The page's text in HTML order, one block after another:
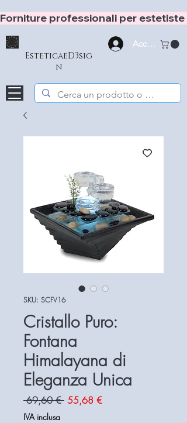
Forniture professionali per
EsteticaeD3sig
n
Accedi
SKU: SCFV16
Cristallo Puro:
Fontana
Himalayana di
Eleganza Unica
69,60 € Prezzo
55,68 €Prezzo
IVA inclusa